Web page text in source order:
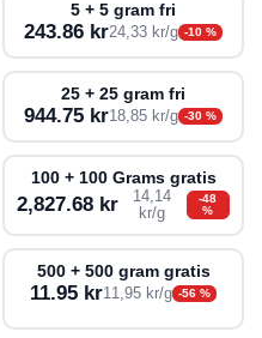
5 + 5 gram fri
243.86 kr24,33 kr/g -10 %
25 + 25 gram fri
944.75 kr18,85 kr/g -30 %
100 + 100 Grams gratis
2,827.68 kr
14,14
kr/g
-48
%
500 + 500 gram gratis
11.95 kr11,95 kr/g -56 %